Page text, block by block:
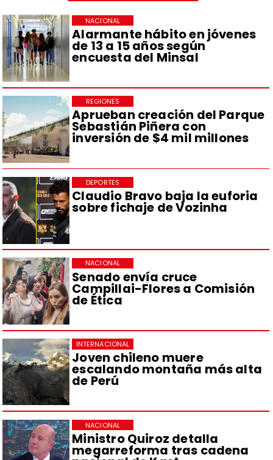
Alarmante hábito en jóvenes
de 13 a 15 años según
encuesta del Minsal
NACIONAL
Aprueban creación del Parque
Sebastián Piñera con
inversión de $4 mil millones
REGIONES
Claudio Bravo baja la euforia
sobre fichaje de Vozinha
DEPORTES
Senado envía cruce
Campillai-Flores a Comisión
de Ética
NACIONAL
Joven chileno muere
escalando montaña más alta
de Perú
INTERNACIONAL
Ministro Quiroz detalla
megarreforma tras cadena
NACIONAL